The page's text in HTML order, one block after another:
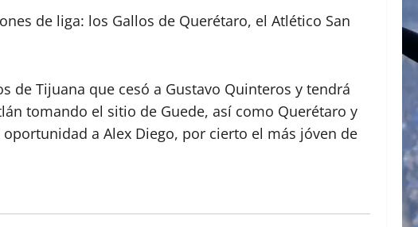
de liga: los Gallos de Querétaro, el Atlético San
de Tijuana que cesó a Gustavo Quinteros y tendrá
tomando el sitio de Guede, así como Querétaro y
a Alex Diego, por cierto el más jóven de